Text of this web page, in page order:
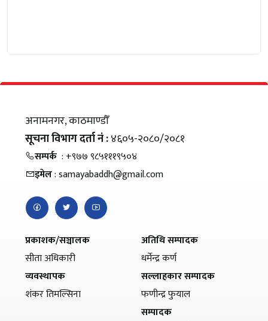
अनामनगर, काठमाण्डौँ
सूचना विभाग दर्ता नं :४६०५-२०८०/२०८१
सम्पर्क : +९७७ ९८५१११९५०४
इमेल: samayabaddh@gmail.com
प्रकाशक/सञ्चालक
सीता अधिकारी
व्यवस्थापक
शंकर तिमल्सिना
अतिथि सम्पादक
धर्मेन्द्र कर्ण
सल्लाहकार सम्पादक
फणीन्द्र फुयाल
सम्पादक